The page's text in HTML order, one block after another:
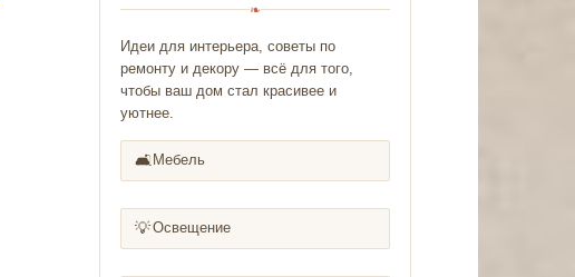
❧
Идеи для интерьера, советы по
ремонту и декору — всё для того,
чтобы ваш дом стал красивее и
уютнее.
🛋️ Мебель
💡Освещение